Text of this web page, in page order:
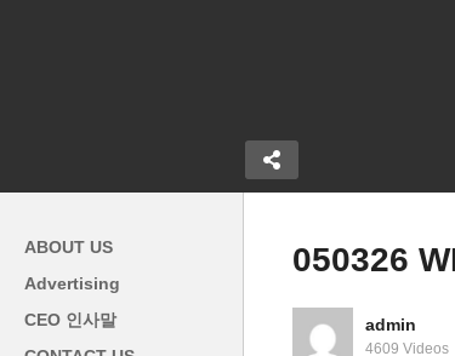
미국 해고 태풍 다시 몰아치고
있다 ‘메타 8천 명, 마이크로소
ABOUT US
Advertising
CEO 인사말
050326
admin
4609 Videos